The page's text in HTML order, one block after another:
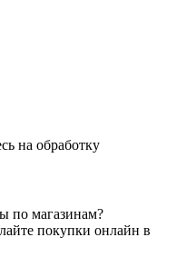
на обработку
по магазинам?
покупки онлайн в